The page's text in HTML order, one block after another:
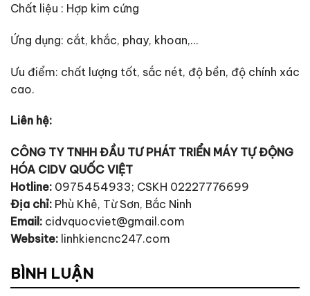
Chất liệu : Hợp kim cứng
Ứng dụng: cắt, khắc, phay, khoan,…
Ưu điểm: chất lượng tốt, sắc nét, độ bền, độ chính xác
cao.
Liên hệ:
CÔNG TY TNHH ĐẦU TƯ PHÁT TRIỂN MÁY TỰ ĐỘNG
HÓA CIDV QUỐC VIỆT
Hotline: 0975454933; CSKH 02227776699
Địa chỉ: Phù Khê, Từ Sơn, Bắc Ninh
Email: cidvquocviet@gmail.com
Website: linhkiencnc247.com
BÌNH LUẬN